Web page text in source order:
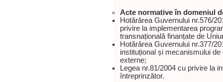
Acte normative în domeniul
Hotărârea Guvernului nr.576/
privire la implementarea
transnațională finanțate de
Hotărârea Guvernului nr.377/
instituțional și mecanismului
externe;
Legea nr.81/2004 cu privire la
întreprinzător.